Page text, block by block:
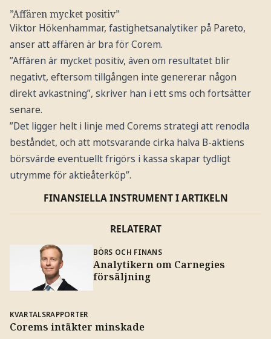
”Affären mycket positiv”
Viktor Hökenhammar, fastighetsanalytiker på Pareto,
anser att affären är bra för Corem.
”Affären är mycket positiv, även om resultatet blir
negativt, eftersom tillgången inte genererar någon
direkt avkastning”, skriver han i ett sms och fortsätter
senare.
”Det ligger helt i linje med Corems strategi att renodla
beståndet, och att motsvarande cirka halva B-aktiens
börsvärde eventuellt frigörs i kassa skapar tydligt
utrymme för aktieåterköp”.
FINANSIELLA INSTRUMENT I ARTIKELN
RELATERAT
BÖRS OCH FINANS
Analytikern om Carnegies
försäljning
KVARTALSRAPPORTER
Corems intäkter minskade